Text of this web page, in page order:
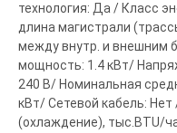
технология: Да / Класс
длина магистрали
между внутр. и внешним
мощность: 1.4 кВт/
240 В/ Номинальная
кВт/ Сетевой кабель:
(охлаждение), тыс.BTU/